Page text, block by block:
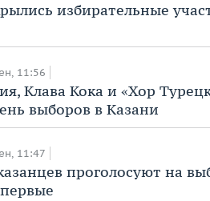
избирательные
11:56
Клава Кока и «Хор
выборов в Казани
11:47
проголосуют на